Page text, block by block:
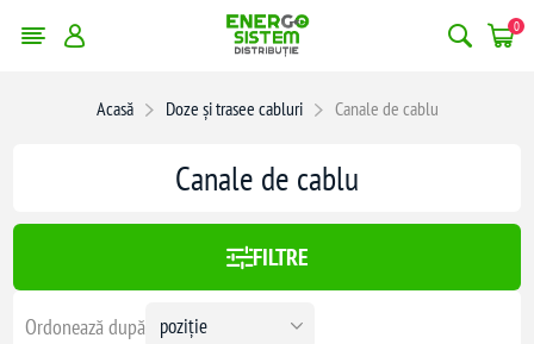
0
Acasă Doze și trasee cabluri
Canale de cablu
46
Canale de cablu
FILTRE
Ordonează după